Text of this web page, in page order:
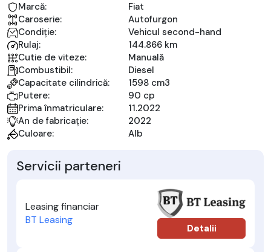
Marcă:
Fiat
Caroserie:
Autofurgon
Condiție:
Vehicul second-hand
Rulaj:
144.866 km
Cutie de viteze:
Manuală
Combustibil:
Diesel
Capacitate cilindrică:
1598 cm3
Putere:
90 cp
Prima înmatriculare:
11.2022
An de fabricație:
2022
Culoare:
Alb
Servicii parteneri
Leasing financiar
BT Leasing
Detalii